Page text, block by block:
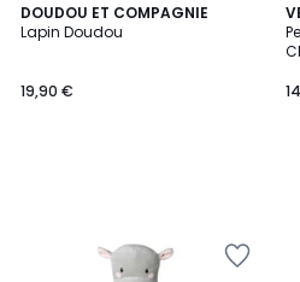
DOUDOU ET COMPAGNIE
Lapin Doudou
19,90 €